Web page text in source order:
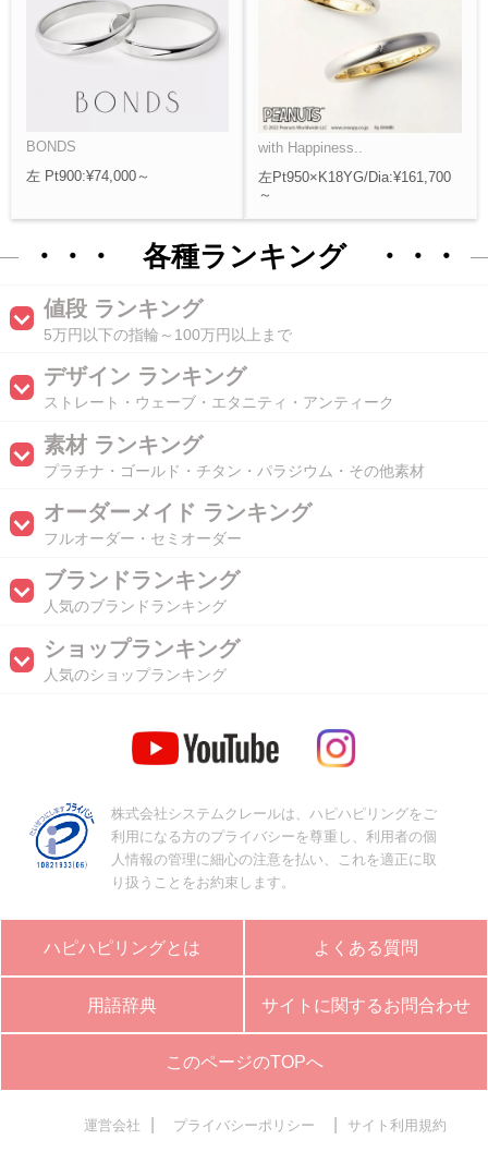
BONDS
左 Pt900:¥74,000～
with Happiness..
左Pt950×K18YG/Dia:¥161,700
～
・・・ 各種ランキング ・・・
値段 ランキング
5万円以下の指輪～100万円以上まで
デザイン ランキング
ストレート・ウェーブ・エタニティ・アンティーク
素材 ランキング
プラチナ・ゴールド・チタン・パラジウム・その他素材
オーダーメイド ランキング
フルオーダー・セミオーダー
ブランドランキング
人気のブランドランキング
ショップランキング
人気のショップランキング
株式会社システムクレールは、ハピハピリングをご
利用になる方のプライバシーを尊重し、利用者の個
人情報の管理に細心の注意を払い、これを適正に取
り扱うことをお約束します。
ハピハピリングとは よくある質問
用語辞典 サイトに関するお問合わせ
このページのTOPへ
運営会社 プライバシーポリシー サイト利用規約